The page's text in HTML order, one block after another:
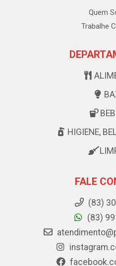
Quem
Trabalhe
HIGIENE,
FALE
(83)
(83)